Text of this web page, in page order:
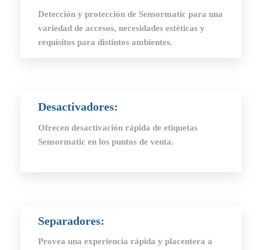
Detección y protección de Sensormatic para una
variedad de accesos, necesidades estéticas y
requisitos para distintos ambientes.
Desactivadores:
Ofrecen desactivación rápida de etiquetas
Sensormatic en los puntos de venta.
Separadores:
Provea una experiencia rápida y placentera a